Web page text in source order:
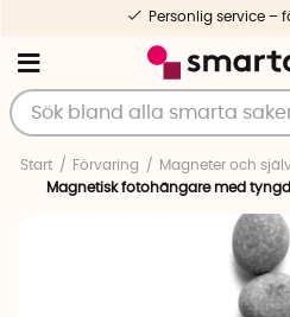
Personlig service –
Start Förvaring Magneter och
Magnetisk fotohängare med